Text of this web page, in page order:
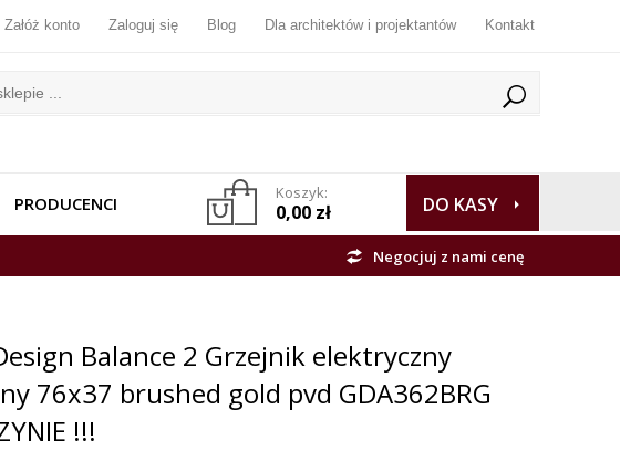
Załóż konto Zaloguj się Blog Dla architektów i projektantów Kontakt
PRODUCENCI Koszyk:
0,00 zł DO KASY
Negocjuj z nami cenę
Balance 2 Grzejnik elektryczny
76x37 brushed gold pvd GDA362BRG
!!!